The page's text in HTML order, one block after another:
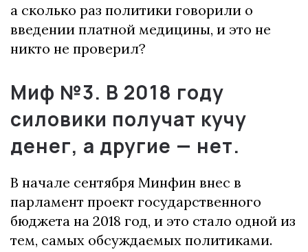
а сколько раз политики говорили о
введении платной медицины, и это не
никто не проверил?
Миф №3. В 2018 году
силовики получат кучу
денег, а другие — нет.
В начале сентября Минфин внес в
парламент проект государственного
бюджета на 2018 год, и это стало одной из
тем, самых обсуждаемых политиками.